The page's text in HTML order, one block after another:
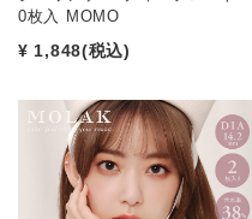
0枚入 MOMO
¥ 1,848(税込)